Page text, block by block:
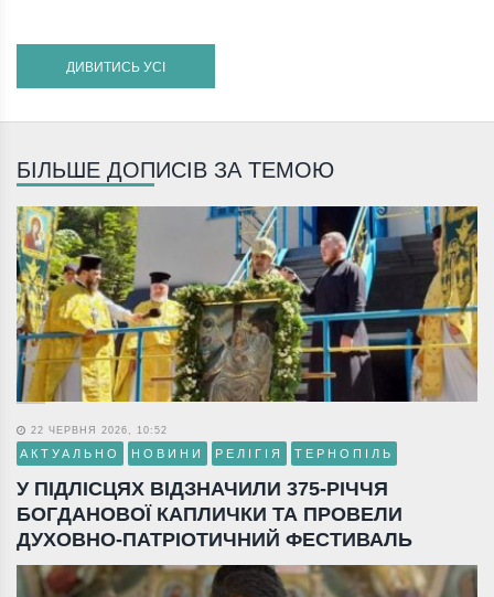
ДИВИТИСЬ УСІ
БІЛЬШЕ ДОПИСІВ ЗА ТЕМОЮ
22 ЧЕРВНЯ 2026, 10:52
АКТУАЛЬНО НОВИНИ РЕЛІГІЯ ТЕРНОПІЛЬ
У ПІДЛІСЦЯХ ВІДЗНАЧИЛИ 375-РІЧЧЯ
БОГДАНОВОЇ КАПЛИЧКИ ТА ПРОВЕЛИ
ДУХОВНО-ПАТРІОТИЧНИЙ ФЕСТИВАЛЬ